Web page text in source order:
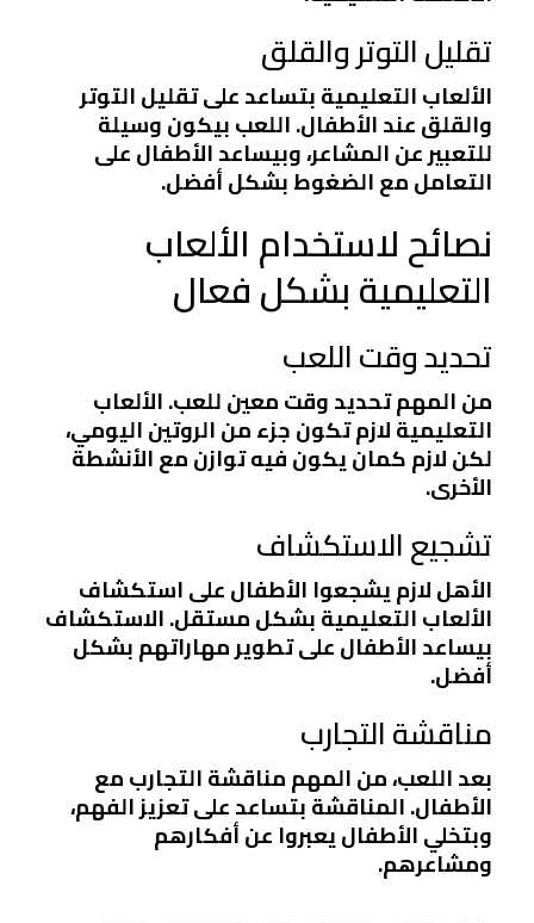
تقليل التوتر والقلق
الألعاب التعليمية بتساعد على تقليل التوتر
والقلق عند الأطفال. اللعب بيكون وسيلة
للتعبير عن المشاعر، وبيساعد الأطفال على
التعامل مع الضغوط بشكل أفضل.
نصائح لاستخدام الألعاب
التعليمية بشكل فعال
تحديد وقت اللعب
من المهم تحديد وقت معين للعب. الألعاب
التعليمية لازم تكون جزء من الروتين اليومي،
لكن لازم كمان يكون فيه توازن مع الأنشطة
الأخرى.
تشجيع الاستكشاف
الأهل لازم يشجعوا الأطفال على استكشاف
الألعاب التعليمية بشكل مستقل. الاستكشاف
بيساعد الأطفال على تطوير مهاراتهم بشكل
أفضل.
مناقشة التجارب
بعد اللعب، من المهم مناقشة التجارب مع
الأطفال. المناقشة بتساعد على تعزيز الفهم،
وبتخلي الأطفال يعبروا عن أفكارهم
ومشاعرهم.